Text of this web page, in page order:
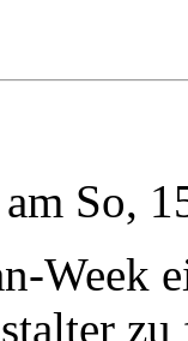
So,
Week